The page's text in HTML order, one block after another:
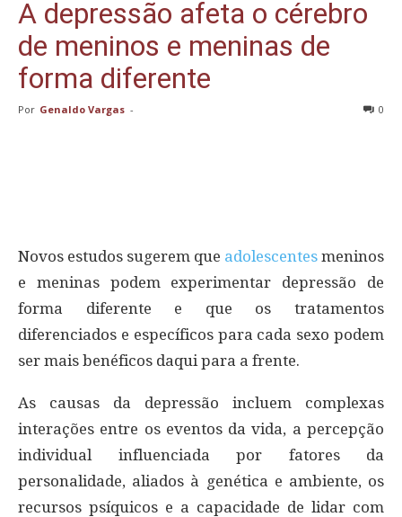
A depressão afeta o cérebro
de meninos e meninas de
forma diferente
Por Genaldo Vargas - 0
Novos estudos sugerem que adolescentes meninos
e meninas podem experimentar depressão de
forma diferente e que os tratamentos
diferenciados e específicos para cada sexo podem
ser mais benéficos daqui para a frente.
As causas da depressão incluem complexas
interações entre os eventos da vida, a percepção
individual influenciada por fatores da
personalidade, aliados à genética e ambiente, os
recursos psíquicos e a capacidade de lidar com